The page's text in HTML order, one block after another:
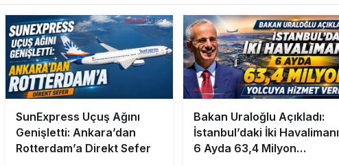
SunExpress Uçuş Ağını
Genişletti: Ankara’dan
Rotterdam’a Direkt Sefer
Bakan Uraloğlu Açıkladı:
İstanbul’daki İki Havalimanı
6 Ayda 63,4 Milyon